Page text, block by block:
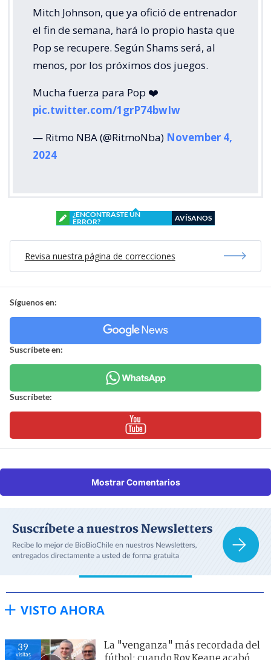
Mitch Johnson, que ya ofició de entrenador
el fin de semana, hará lo propio hasta que
Pop se recupere. Según Shams será, al
menos, por los próximos dos juegos.
Mucha fuerza para Pop ❤️
pic.twitter.com/1grP74bwIw
— Ritmo NBA (@RitmoNba) November 4,
2024
¿ENCONTRASTE UN
ERROR?
AVÍSANOS
Revisa nuestra página de correcciones
Síguenos en:
Suscríbete en:
Suscríbete:
Mostrar Comentarios
VISTO AHORA
39
visitas
La "venganza" más recordada del